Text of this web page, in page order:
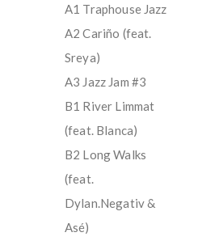
A1 Traphouse Jazz
A2 Cariño (feat.
Sreya)
A3 Jazz Jam #3
B1 River Limmat
(feat. Blanca)
B2 Long Walks
(feat.
Dylan.Negativ &
Asé)